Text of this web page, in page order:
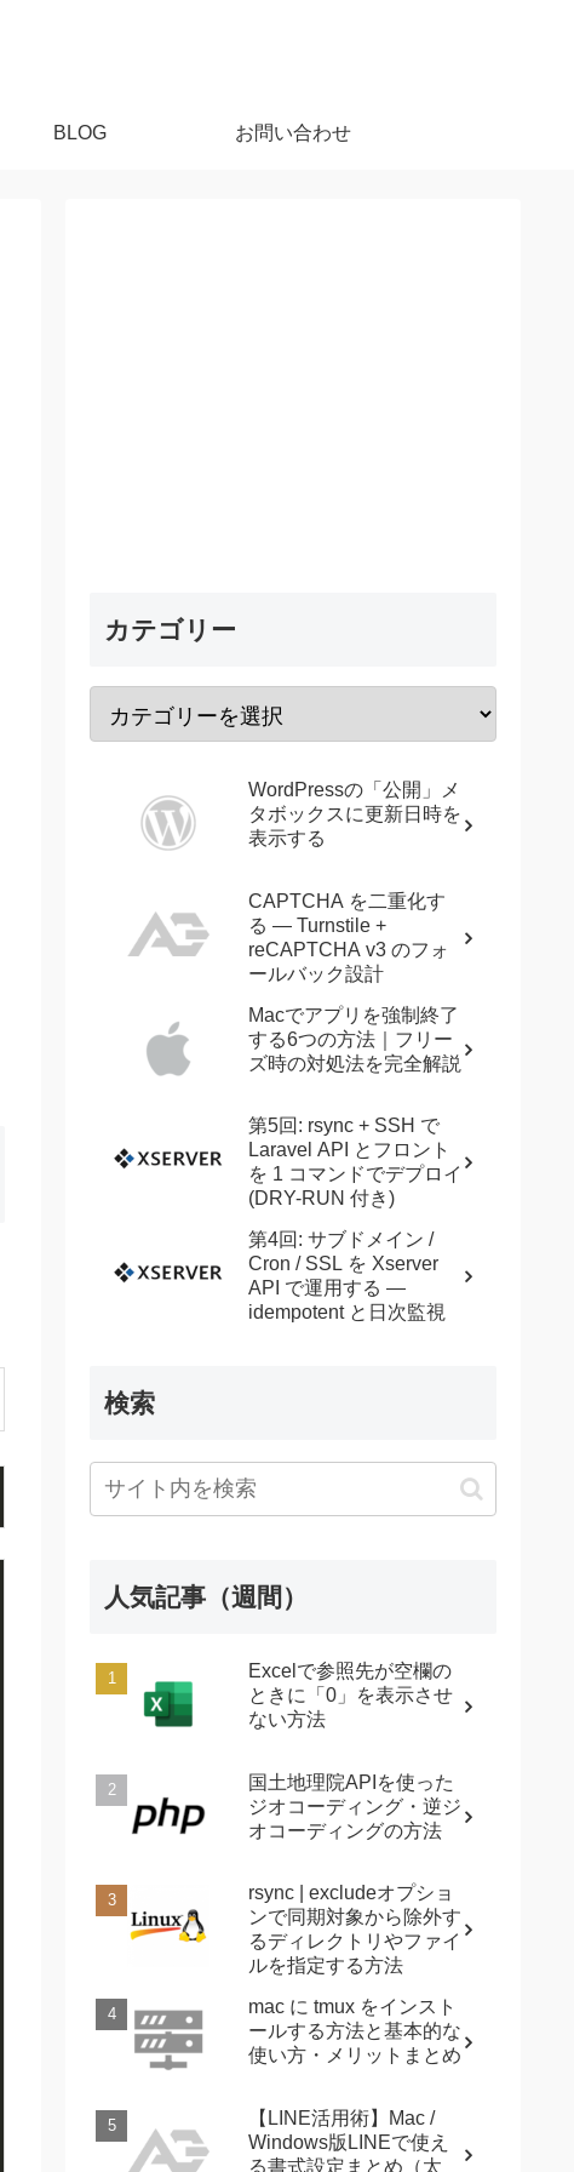
BLOG お問い合わせ
カテゴリー
WordPressの「公開」メ
タボックスに更新日時を
表示する
CAPTCHA を二重化す
る — Turnstile +
reCAPTCHA v3 のフォ
ールバック設計
Macでアプリを強制終了
する6つの方法｜フリー
ズ時の対処法を完全解説
第5回: rsync + SSH で
Laravel API とフロント
を 1 コマンドでデプロイ
(DRY-RUN 付き)
第4回: サブドメイン /
Cron / SSL を Xserver
API で運用する —
idempotent と日次監視
検索
人気記事（週間）
Excelで参照先が空欄の
ときに「0」を表示させ
ない方法
国土地理院APIを使った
ジオコーディング・逆ジ
オコーディングの方法
rsync | excludeオプショ
ンで同期対象から除外す
るディレクトリやファイ
ルを指定する方法
mac に tmux をインスト
ールする方法と基本的な
使い方・メリットまとめ
【LINE活用術】Mac /
Windows版LINEで使え
る書式設定まとめ（太